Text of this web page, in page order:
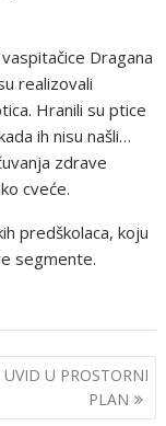
Dragana
realizovali
Hranili su ptice
ih nisu našli…
zdrave
cveće.
predškolaca, koju
segmente.
UVID U PROSTORNI
PLAN